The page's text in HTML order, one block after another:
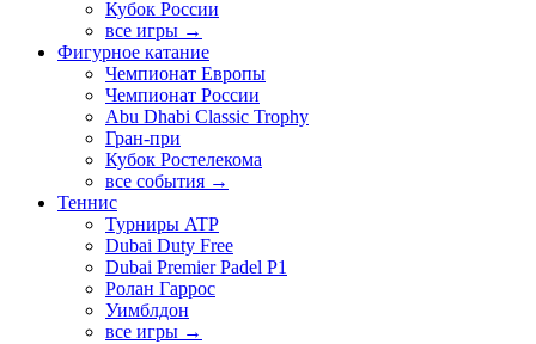
Кубок России
все игры →
Фигурное катание
Чемпионат Европы
Чемпионат России
Abu Dhabi Classic Trophy
Гран-при
Кубок Ростелекома
все события →
Теннис
Турниры ATP
Dubai Duty Free
Dubai Premier Padel P1
Ролан Гаррос
Уимблдон
все игры →